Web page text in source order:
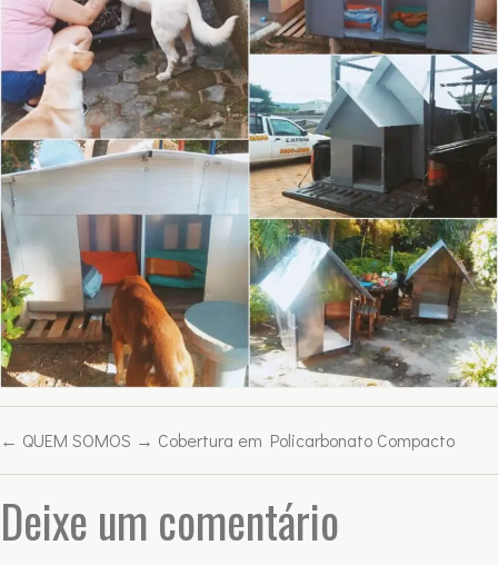
← QUEM SOMOS → Cobertura em Policarbonato Compacto
Deixe um comentário